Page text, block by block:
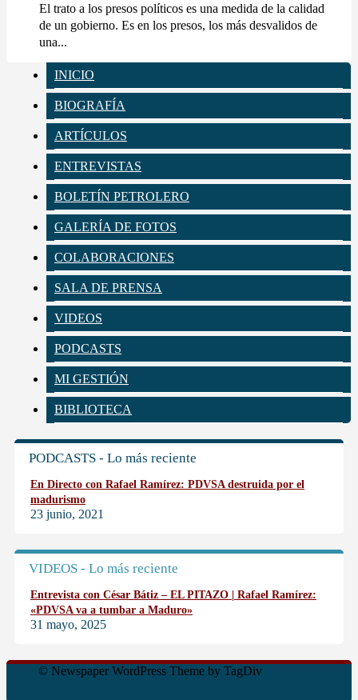
El trato a los presos políticos es una medida de la calidad
de un gobierno. Es en los presos, los más desvalidos de
una...
INICIO
BIOGRAFÍA
ARTÍCULOS
ENTREVISTAS
BOLETÍN PETROLERO
GALERÍA DE FOTOS
COLABORACIONES
SALA DE PRENSA
VIDEOS
PODCASTS
MI GESTIÓN
BIBLIOTECA
PODCASTS - Lo más reciente
En Directo con Rafael Ramírez: PDVSA destruida por el
madurismo
23 junio, 2021
VIDEOS - Lo más reciente
Entrevista con César Bátiz – EL PITAZO | Rafael Ramírez:
«PDVSA va a tumbar a Maduro»
31 mayo, 2025
© Newspaper WordPress Theme by TagDiv